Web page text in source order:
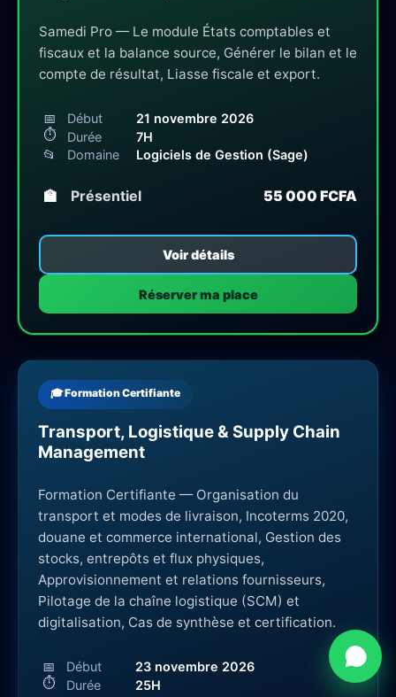
Samedi Pro — Le module États comptables et
fiscaux et la balance source, Générer le bilan et le
compte de résultat, Liasse fiscale et export.
📅 Début
21 novembre 2026
⏱
Durée
7H
📂
Domaine Logiciels de Gestion (Sage)
🏫 Présentiel 55 000 FCFA
Voir détails
Réserver ma place
🎓 Formation Certifiante
Transport, Logistique & Supply Chain
Management
Formation Certifiante — Organisation du
transport et modes de livraison, Incoterms 2020,
douane et commerce international, Gestion des
stocks, entrepôts et flux physiques,
Approvisionnement et relations fournisseurs,
Pilotage de la chaîne logistique (SCM) et
digitalisation, Cas de synthèse et certification.
📅 Début
23 novembre 2026
⏱
Durée
25H